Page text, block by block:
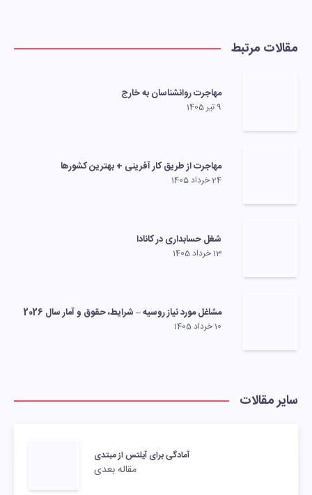
مقالات مرتبط
مهاجرت روانشناسان به خارج
9 تیر 1405
مهاجرت از طریق کار آفرینی + بهترین کشورها
24 خرداد 1405
شغل حسابداری در کانادا
13 خرداد 1405
مشاغل مورد نیاز روسیه – شرایط، حقوق و آمار سال 2026
10 خرداد 1405
سایر مقالات
آمادگی برای آیلتس از مبتدی
مقاله بعدی